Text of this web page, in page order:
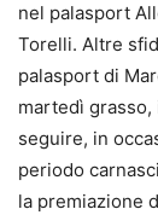
nel palasport
Torelli. Altre
palasport di
martedì grasso,
seguire, in
periodo
la premiazione